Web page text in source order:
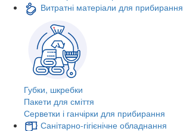
Витратні матеріали для прибирання
Губки, шкребки
Пакети для сміття
Серветки і ганчірки для прибирання
Санітарно-гігієнічне обладнання